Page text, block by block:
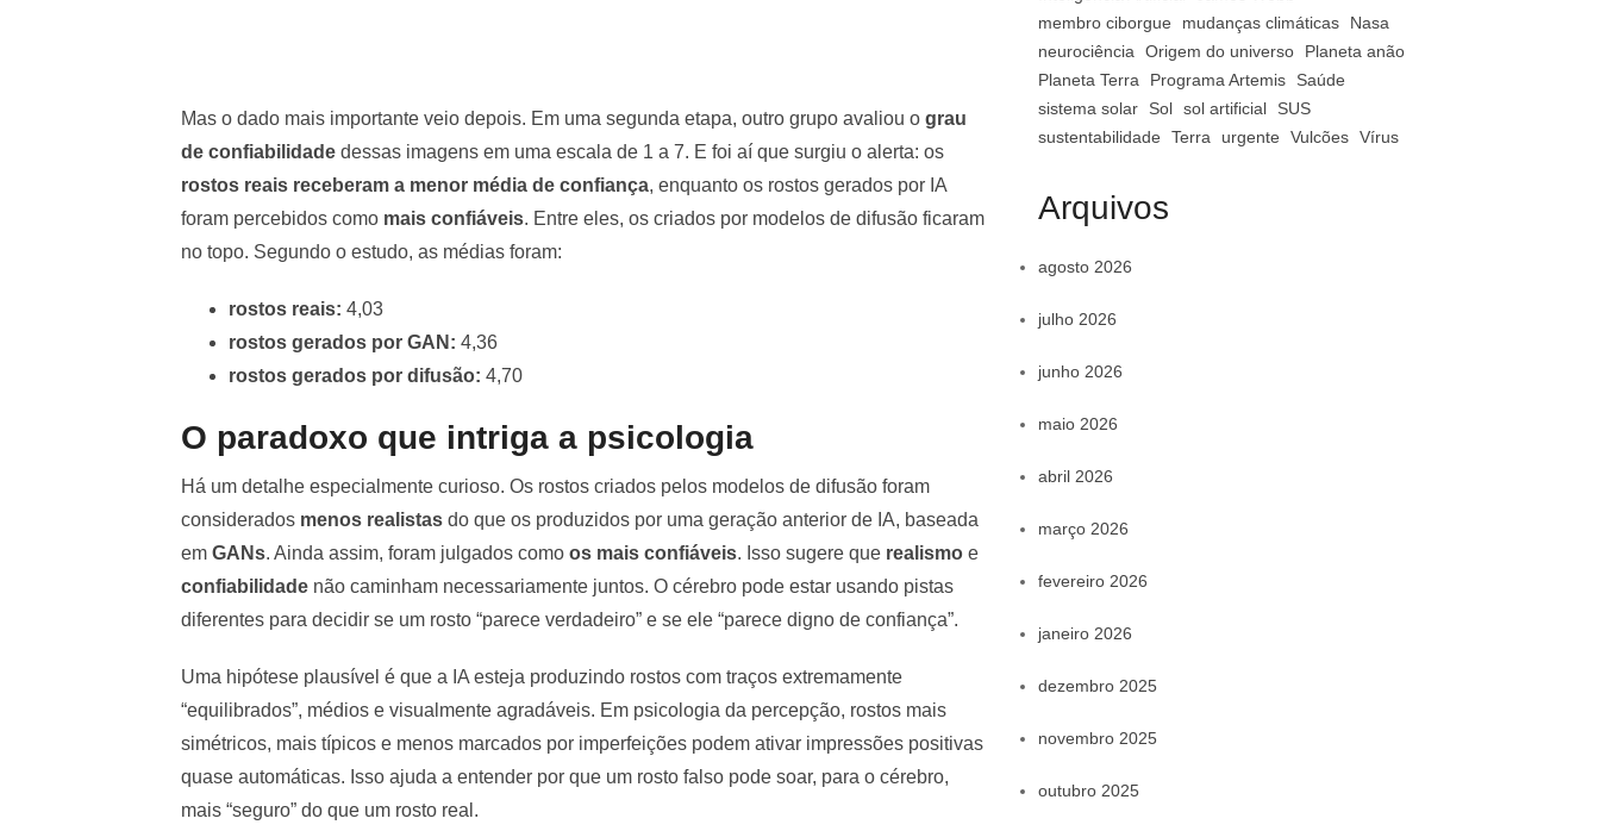
Mas o dado mais importante veio depois. Em uma segunda etapa, outro grupo avaliou o grau
de confiabilidade dessas imagens em uma escala de 1 a 7. E foi aí que surgiu o alerta: os
rostos reais receberam a menor média de confiança, enquanto os rostos gerados por IA
foram percebidos como mais confiáveis. Entre eles, os criados por modelos de difusão ficaram
no topo. Segundo o estudo, as médias foram:
rostos reais: 4,03
rostos gerados por GAN: 4,36
rostos gerados por difusão: 4,70
O paradoxo que intriga a psicologia
Há um detalhe especialmente curioso. Os rostos criados pelos modelos de difusão foram
considerados menos realistas do que os produzidos por uma geração anterior de IA, baseada
em GANs. Ainda assim, foram julgados como os mais confiáveis. Isso sugere que realismo e
confiabilidade não caminham necessariamente juntos. O cérebro pode estar usando pistas
diferentes para decidir se um rosto “parece verdadeiro” e se ele “parece digno de confiança”.
Uma hipótese plausível é que a IA esteja produzindo rostos com traços extremamente
“equilibrados”, médios e visualmente agradáveis. Em psicologia da percepção, rostos mais
simétricos, mais típicos e menos marcados por imperfeições podem ativar impressões positivas
quase automáticas. Isso ajuda a entender por que um rosto falso pode soar, para o cérebro,
mais “seguro” do que um rosto real.
membro ciborgue
mudanças climáticas
Nasa
neurociência
Origem do universo
Planeta anão
Planeta Terra
Programa Artemis
Saúde
sistema solar
Sol sol artificial
SUS
sustentabilidade
Terra urgente Vulcões Vírus
Arquivos
agosto 2026
julho 2026
junho 2026
maio 2026
abril 2026
março 2026
fevereiro 2026
janeiro 2026
dezembro 2025
novembro 2025
outubro 2025